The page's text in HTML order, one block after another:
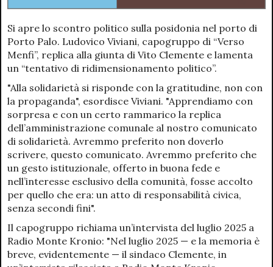
Si apre lo scontro politico sulla posidonia nel porto di
Porto Palo. Ludovico Viviani, capogruppo di “Verso
Menfi”, replica alla giunta di Vito Clemente e lamenta
un “tentativo di ridimensionamento politico”.
"Alla solidarietà si risponde con la gratitudine, non con
la propaganda", esordisce Viviani. "Apprendiamo con
sorpresa e con un certo rammarico la replica
dell’amministrazione comunale al nostro comunicato
di solidarietà. Avremmo preferito non doverlo
scrivere, questo comunicato. Avremmo preferito che
un gesto istituzionale, offerto in buona fede e
nell’interesse esclusivo della comunità, fosse accolto
per quello che era: un atto di responsabilità civica,
senza secondi fini".
Il capogruppo richiama un’intervista del luglio 2025 a
Radio Monte Kronio: "Nel luglio 2025 — e la memoria è
breve, evidentemente — il sindaco Clemente, in